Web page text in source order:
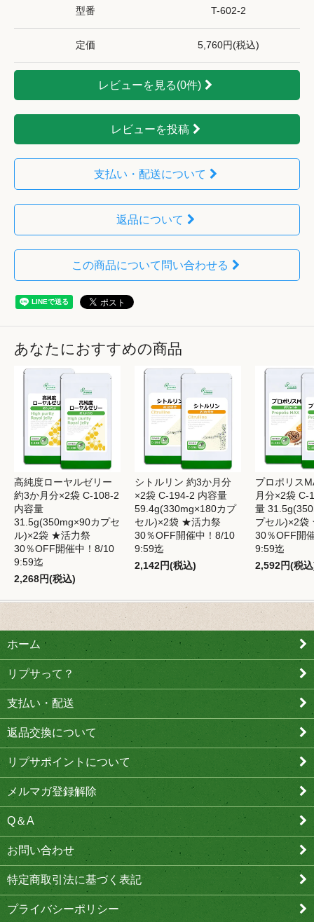
型番 T-602-2
定価 5,760円(税込)
レビューを見る(0件)
レビューを投稿
支払い・配送について
返品について
この商品について問い合わせる
あなたにおすすめの商品
高純度ローヤルゼリー
約3か月分×2袋 C-108-2
内容量
31.5g(350mg×90カプセ
ル)×2袋 ★活力祭
30％OFF開催中！8/10
9:59迄
2,268円(税込)
シトルリン 約3か月分
×2袋 C-194-2 内容量
59.4g(330mg×180カプ
セル)×2袋 ★活力祭
30％OFF開催中！8/10
9:59迄
2,142円(税込)
プロポリス
月分×2袋 C-
量
プセル)×2
30％OFF開
9:59迄
2,592円(税
ホーム
リプサって？
支払い・配送
返品交換について
リプサポイントについて
メルマガ登録解除
Q＆A
お問い合わせ
特定商取引法に基づく表記
プライバシーポリシー